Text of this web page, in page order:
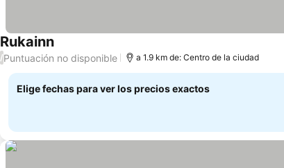
RukainnVer precios
/Puntuación no disponible a 1.9 km de: Centro de la ciudad
Elige fechas para ver los precios exactos